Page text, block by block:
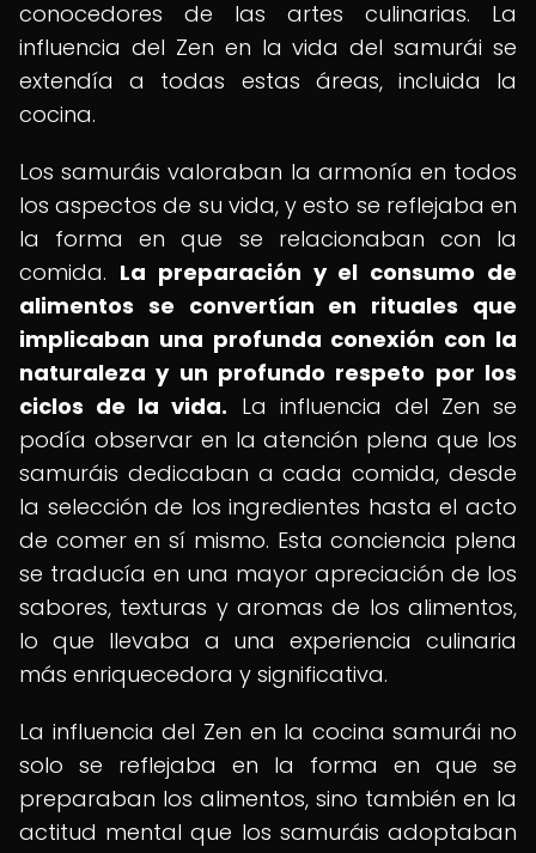
conocedores de las artes culinarias. La
influencia del Zen en la vida del samurái se
extendía a todas estas áreas, incluida la
cocina.
Los samuráis valoraban la armonía en todos
los aspectos de su vida, y esto se reflejaba en
la forma en que se relacionaban con la
comida. La preparación y el consumo de
alimentos se convertían en rituales que
implicaban una profunda conexión con la
naturaleza y un profundo respeto por los
ciclos de la vida. La influencia del Zen se
podía observar en la atención plena que los
samuráis dedicaban a cada comida, desde
la selección de los ingredientes hasta el acto
de comer en sí mismo. Esta conciencia plena
se traducía en una mayor apreciación de los
sabores, texturas y aromas de los alimentos,
lo que llevaba a una experiencia culinaria
más enriquecedora y significativa.
La influencia del Zen en la cocina samurái no
solo se reflejaba en la forma en que se
preparaban los alimentos, sino también en la
actitud mental que los samuráis adoptaban